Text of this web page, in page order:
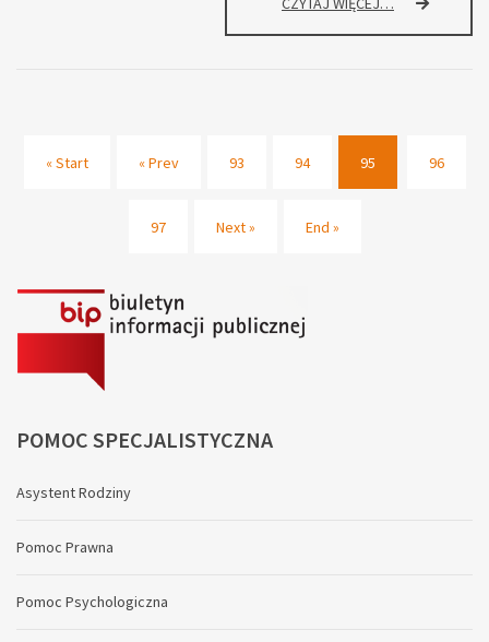
« Start « Prev 93 94
95
96
97 Next » End »
POMOC SPECJALISTYCZNA
Asystent Rodziny
Pomoc Prawna
Pomoc Psychologiczna